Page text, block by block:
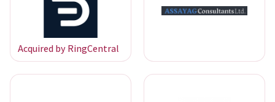
Acquired by RingCentral